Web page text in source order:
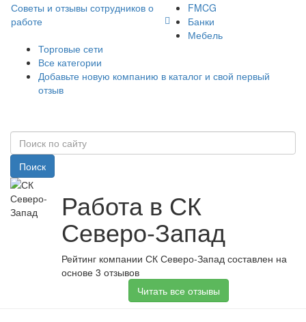
Советы и отзывы сотрудников о
работе
FMCG
Банки
Мебель
Торговые сети
Все категории
Добавьте новую компанию в каталог и свой первый
отзыв
Поиск
Работа в СК
Северо-Запад
Рейтинг компании СК Северо-Запад составлен на
основе 3 отзывов
Читать все отзывы